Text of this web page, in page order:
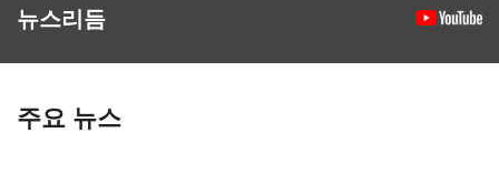
뉴스리듬
주요 뉴스